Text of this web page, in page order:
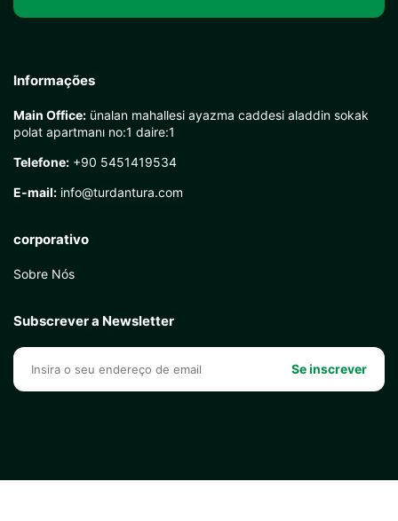
Informações
Main Office: ünalan mahallesi ayazma caddesi aladdin sokak
polat apartmanı no:1 daire:1
Telefone: +90 5451419534
E-mail: info@turdantura.com
corporativo
Sobre Nós
Subscrever a Newsletter
Se inscrever